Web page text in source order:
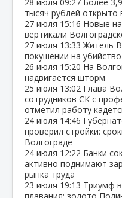
тысяч рублей открыто
27 июля 15:16 Новые
вертикали
27 июля 13:33 Житель
покушении на
26 июля 15:20 На
надвигается шторм
25 июля 13:02 Глава
сотрудников СК с
отметил работу
24 июля 14:46
проверил стройки:
Волгограде
24 июля 12:22 Банки
активно поднимают
рынка труда
23 июля 19:13 Триумф